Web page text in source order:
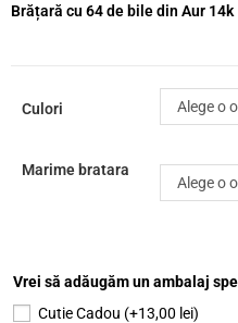
Brățară cu 64 de bile din Aur 14k
Culori Alege o
Marime bratara
Alege o
Vrei să adăugăm un ambalaj
Cutie Cadou (+13,00 lei)